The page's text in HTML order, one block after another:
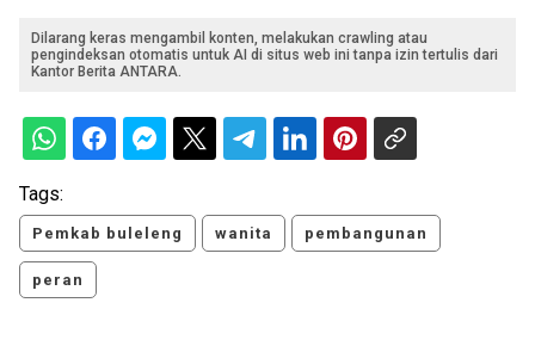
Dilarang keras mengambil konten, melakukan crawling atau
pengindeksan otomatis untuk AI di situs web ini tanpa izin tertulis dari
Kantor Berita ANTARA.
Tags:
Pemkab buleleng wanita pembangunan
peran